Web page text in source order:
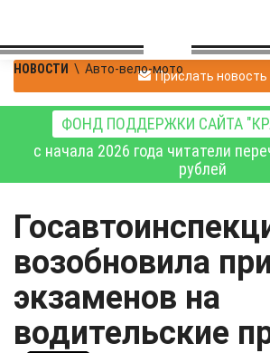
НОВОСТИ \ Авто-вело-мотоПрислать новость
ФОНД ПОДДЕРЖКИ САЙТА
с начала 2026 года читатели
рублей
возобновила
экзаменов на
водительские